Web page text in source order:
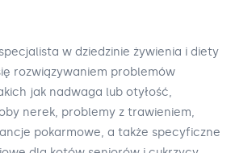
w dziedzinie żywienia i diety
rozwiązywaniem problemów
jak nadwaga lub otyłość,
nerek, problemy z trawieniem,
pokarmowe, a także specyficzne